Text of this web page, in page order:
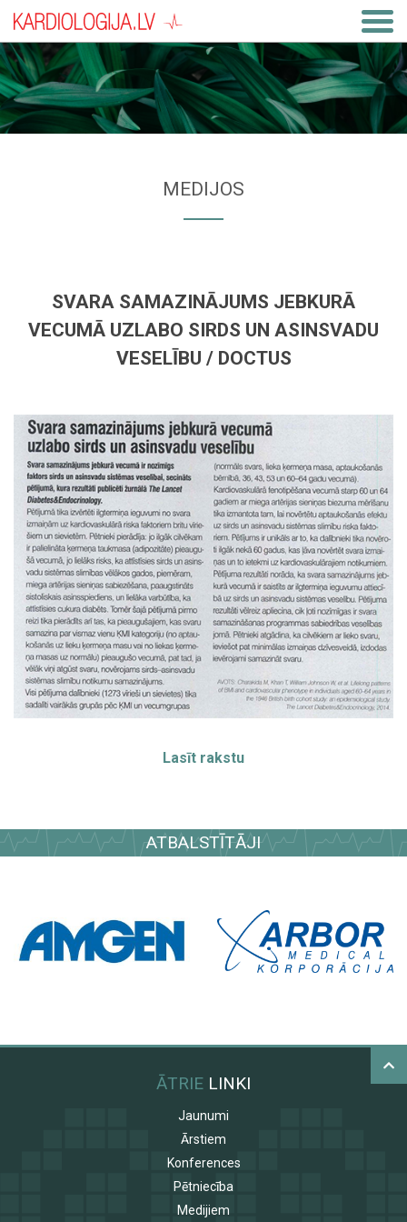
MEDIJOS
SVARA SAMAZINĀJUMS JEBKURĀ
VECUMĀ UZLABO SIRDS UN ASINSVADU
VESELĪBU / DOCTUS
Lasīt rakstu
ATBALSTĪTĀJI
ĀTRIE LINKI
Jaunumi
Ārstiem
Konferences
Pētniecība
Medijiem